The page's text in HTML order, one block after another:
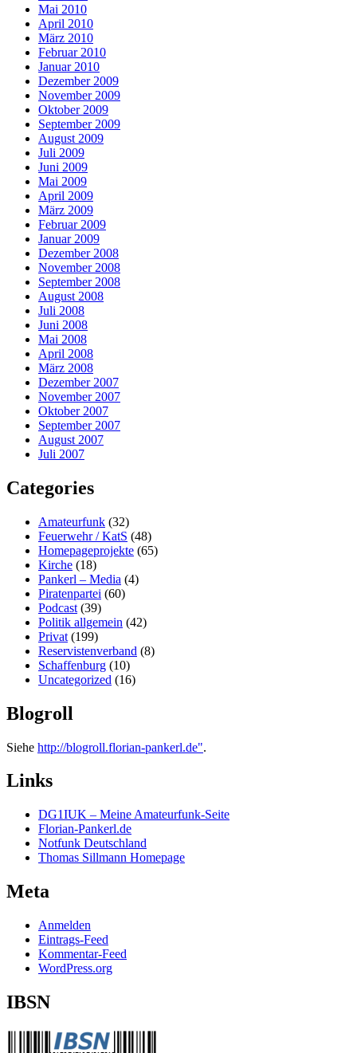
Mai 2010
April 2010
März 2010
Februar 2010
Januar 2010
Dezember 2009
November 2009
Oktober 2009
September 2009
August 2009
Juli 2009
Juni 2009
Mai 2009
April 2009
März 2009
Februar 2009
Januar 2009
Dezember 2008
November 2008
September 2008
August 2008
Juli 2008
Juni 2008
Mai 2008
April 2008
März 2008
Dezember 2007
November 2007
Oktober 2007
September 2007
August 2007
Juli 2007
Categories
Amateurfunk (32)
Feuerwehr / KatS (48)
Homepageprojekte (65)
Kirche (18)
Pankerl – Media (4)
Piratenpartei (60)
Podcast (39)
Politik allgemein (42)
Privat (199)
Reservistenverband (8)
Schaffenburg (10)
Uncategorized (16)
Blogroll
Siehe http://blogroll.florian-pankerl.de".
Links
DG1IUK – Meine Amateurfunk-Seite
Florian-Pankerl.de
Notfunk Deutschland
Thomas Sillmann Homepage
Meta
Anmelden
Eintrags-Feed
Kommentar-Feed
WordPress.org
IBSN